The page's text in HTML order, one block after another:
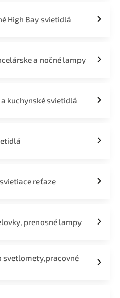
High Bay svietidlá
a nočné lampy
a kuchynské svietidlá
reťaze
prenosné lampy
svetlomety,pracovné